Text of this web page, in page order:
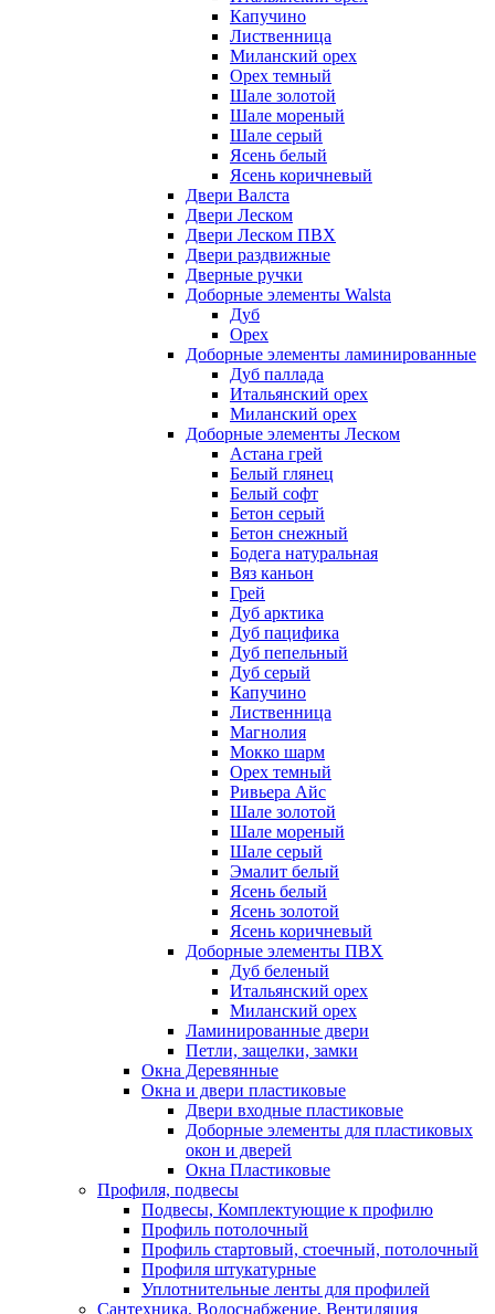
Капучино
Лиственница
Миланский орех
Орех темный
Шале золотой
Шале мореный
Шале серый
Ясень белый
Ясень коричневый
Двери Валста
Двери Леском
Двери Леском ПВХ
Двери раздвижные
Дверные ручки
Доборные элементы Walsta
Дуб
Орех
Доборные элементы ламинированные
Дуб паллада
Итальянский орех
Миланский орех
Доборные элементы Леском
Астана грей
Белый глянец
Белый софт
Бетон серый
Бетон снежный
Бодега натуральная
Вяз каньон
Грей
Дуб арктика
Дуб пацифика
Дуб пепельный
Дуб серый
Капучино
Лиственница
Магнолия
Мокко шарм
Орех темный
Ривьера Айс
Шале золотой
Шале мореный
Шале серый
Эмалит белый
Ясень белый
Ясень золотой
Ясень коричневый
Доборные элементы ПВХ
Дуб беленый
Итальянский орех
Миланский орех
Ламинированные двери
Петли, защелки, замки
Окна Деревянные
Окна и двери пластиковые
Двери входные пластиковые
Доборные элементы для пластиковых
окон и дверей
Окна Пластиковые
Профиля, подвесы
Подвесы, Комплектующие к профилю
Профиль потолочный
Профиль стартовый, стоечный, потолочный
Профиля штукатурные
Уплотнительные ленты для профилей
Сантехника, Водоснабжение, Вентиляция